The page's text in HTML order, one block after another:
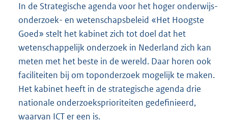
In de Strategische agenda voor het hoger onderwijs-
onderzoek- en wetenschapsbeleid «Het Hoogste
Goed» stelt het kabinet zich tot doel dat het
wetenschappelijk onderzoek in Nederland zich kan
meten met het beste in de wereld. Daar horen ook
faciliteiten bij om toponderzoek mogelijk te maken.
Het kabinet heeft in de strategische agenda drie
nationale onderzoeksprioriteiten gedefinieerd,
waarvan ICT er een is.